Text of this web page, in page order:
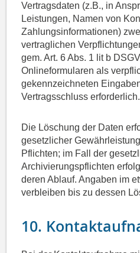
Vertragsdaten (z.B., in
Leistungen, Namen von
Zahlungsinformationen)
vertraglichen
gem. Art. 6 Abs. 1 lit b
Onlineformularen als
gekennzeichneten
Vertragsschluss erforderlich.
Die Löschung der Daten
gesetzlicher
Pflichten; im Fall der
Archivierungspflichten
deren Ablauf. Angaben im
verbleiben bis zu dessen
10.